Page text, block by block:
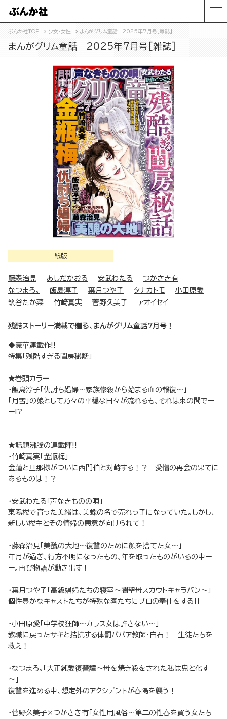
ぶんか社TOP 少女・女性 まんがグリム童話 2025年7月号[雑誌]
まんがグリム童話 2025年7月号[雑誌]
紙版
藤森治見 あしだかおる 安武わたる
つかさき有
なつまろ。
飯島淳子 葉月つや子 タナカトモ
小田原愛
筑谷たか菜
竹崎真実 菅野久美子 アオイセイ
残酷ストーリー満載で贈る、まんがグリム童話7月号！
◆豪華連載作!!
特集「残酷すぎる閨房秘話」
★巻頭カラー
・飯島淳子「仇討ち娼婦～家族惨殺から始まる血の報復～」
「月雪」の娘として乃々の平穏な日々が流れるも、それは束の間でー
ー!?
★話題沸騰の連載陣!!
・竹崎真実「金瓶梅」
金蓮と旦那様がついに西門伯と対峙する！？ 愛憎の再会の果てに
あるものは！？
・安武わたる「声なきものの唄」
東陽楼で育った美緒は、美蝶の名で売れっ子になっていた。しかし、
新しい楼主とその情婦の悪意が向けられて！
・藤森治見「美醜の大地～復讐のために顔を捨てた女～」
年月が過ぎ、行方不明になったもの、年を取ったものがいるの中ー
ー。再び物語が動き出す！
・葉月つや子「高級娼婦たちの寝室～闇聖母スカウトキャラバン～」
個性豊かなキャストたちが特殊な客たちにプロの奉仕をする‼
・小田原愛「中学校狂師～カラス女は許さない～」
教職に戻ったサキと拮抗する体罰ババア教師・白石！ 生徒たちを
救え！
・なつまろ。「大正純愛復讐譚～母を焼き殺をされた私は鬼と化す
～」
復讐を進める中、想定外のアクシデントが春陽を襲う！
・菅野久美子×つかさき有「女性用風俗～第二の性春を買う女たち